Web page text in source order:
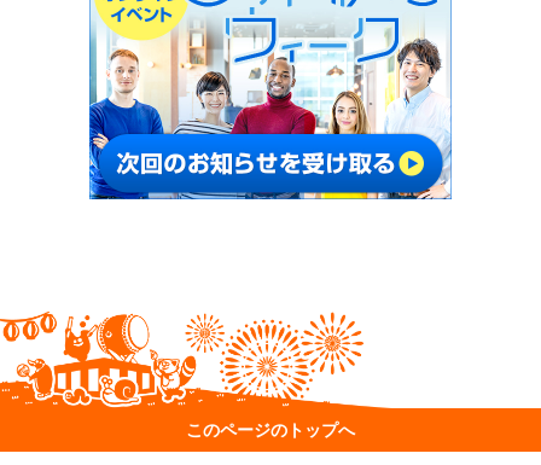
このページのトップへ